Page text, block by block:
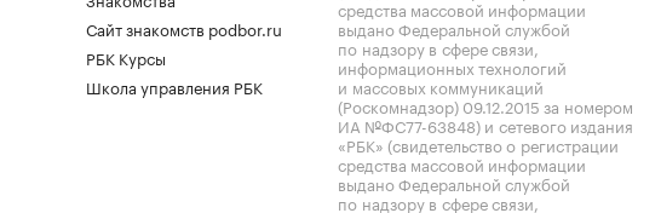
Сайт знакомств podbor.ru
РБК Курсы
Школа управления РБК
средства массовой информации
выдано Федеральной службой
по надзору в сфере связи,
информационных технологий
и массовых коммуникаций
(Роскомнадзор) 09.12.2015 за номером
ИА №ФС77-63848) и сетевого издания
«РБК» (свидетельство о регистрации
средства массовой информации
выдано Федеральной службой
по надзору в сфере связи,